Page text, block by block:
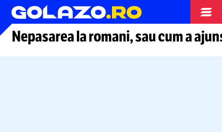
Arhiva fotbal
Nepasarea la romani, sau cum a